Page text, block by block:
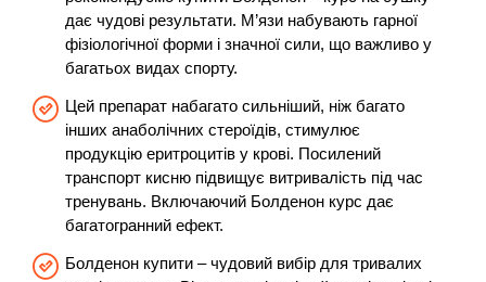
дає чудові результати. М’язи набувають гарної
фізіологічної форми і значної сили, що важливо у
багатьох видах спорту.
Цей препарат набагато сильніший, ніж багато
інших анаболічних стероїдів, стимулює
продукцію еритроцитів у крові. Посилений
транспорт кисню підвищує витривалість під час
тренувань. Включаючий Болденон курс дає
багатогранний ефект.
Болденон купити – чудовий вибір для тривалих